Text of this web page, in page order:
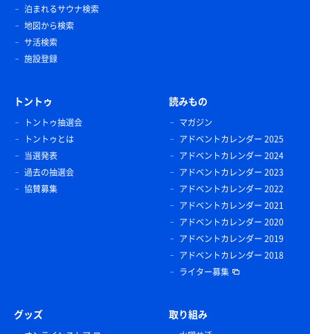
泊まれるサウナ検索
地図から検索
サ活検索
施設登録
トントゥ
トントゥ抽選会
トントゥとは
当選発表
過去の抽選会
協賛募集
読みもの
マガジン
アドベントカレンダー 2025
アドベントカレンダー 2024
アドベントカレンダー 2023
アドベントカレンダー 2022
アドベントカレンダー 2021
アドベントカレンダー 2020
アドベントカレンダー 2019
アドベントカレンダー 2018
ライター募集
グッズ 取り組み